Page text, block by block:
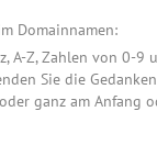
Domainnamen:
A-Z, Zahlen von 0-9
Sie die
ganz am Anfang